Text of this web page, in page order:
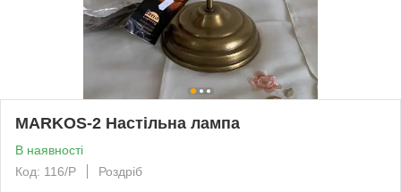
MARKOS-2 Настільна лампа
В наявності
Код: 116/P
Роздріб